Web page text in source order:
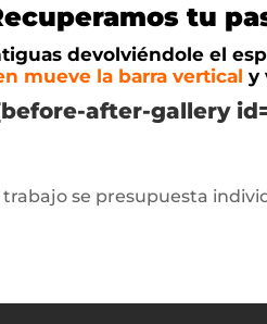
tu
devolviéndole el
mueve la barra vertical y
after-gallery
trabajo se presupuesta